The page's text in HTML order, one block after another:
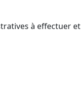
à effectuer